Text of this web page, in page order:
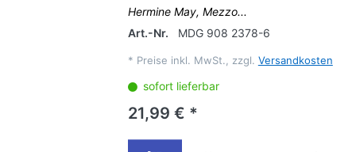
Hermine May, Mezzo...
Art.-Nr.
MDG 908 2378-6
* Preise inkl. MwSt., zzgl. Versandkosten
sofort lieferbar
21,99 € *